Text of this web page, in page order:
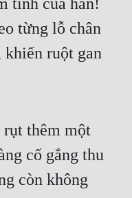
tính của hắn!
từng lỗ chân
ruột gan
thêm một
cố gắng thu
còn không